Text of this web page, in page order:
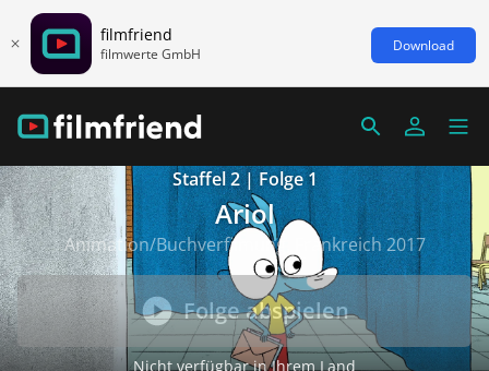
filmfriend
filmwerte GmbH Download
Staffel 2 | Folge 1
Ariol
Animation/Buchverfilmung, Frankreich 2017
Folge abspielen
Nicht verfügbar in Ihrem Land